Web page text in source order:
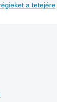
a tetejére